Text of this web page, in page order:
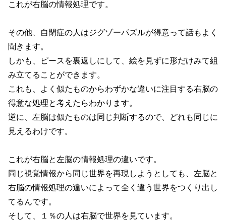
これが右脳の情報処理です。
その他、自閉症の人はジグゾーパズルが得意って話もよく
聞きます。
しかも、ピースを裏返しにして、絵を見ずに形だけみて組
み立てることができます。
これも、よく似たものからわずかな違いに注目する右脳の
得意な処理と考えたらわかります。
逆に、左脳は似たものは同じ判断するので、どれも同じに
見えるわけです。
これが右脳と左脳の情報処理の違いです。
同じ視覚情報から同じ世界を再現しようとしても、左脳と
右脳の情報処理の違いによって全く違う世界をつくり出し
てるんです。
そして、１％の人は右脳で世界を見ています。